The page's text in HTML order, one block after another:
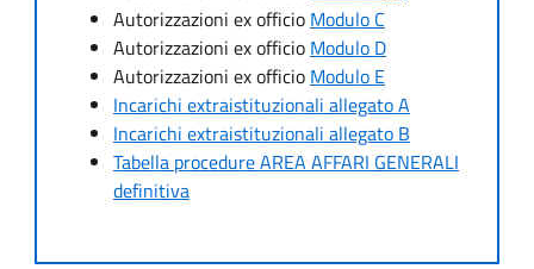
Autorizzazioni ex officio Modulo C
Autorizzazioni ex officio Modulo D
Autorizzazioni ex officio Modulo E
Incarichi extraistituzionali allegato A
Incarichi extraistituzionali allegato B
Tabella procedure AREA AFFARI GENERALI
definitiva